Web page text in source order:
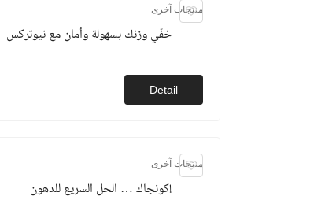
منتجات آخرى
خفّي وزنك بسهولة وأمان مع نيوتركس
Detail
منتجات آخرى
كونجاك … الحل السريع للدهون!